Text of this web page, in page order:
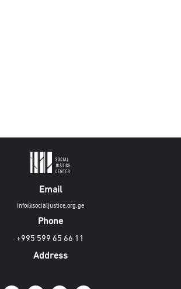
Email
info@socialjustice.org.ge
Phone
+995 599 65 66 11
Address